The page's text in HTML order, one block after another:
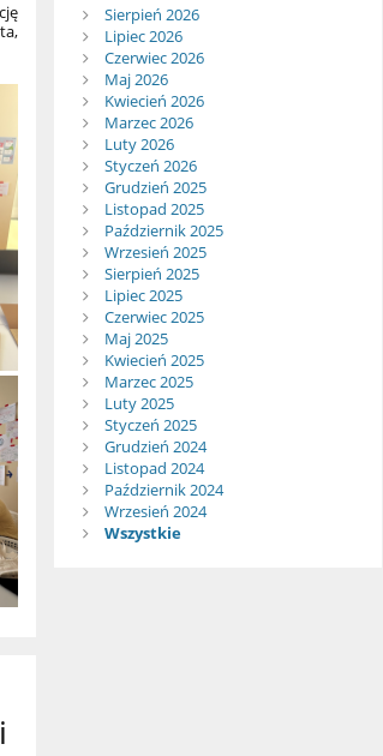
Sierpień 2026
Lipiec 2026
Czerwiec 2026
Maj 2026
Kwiecień 2026
Marzec 2026
Luty 2026
Styczeń 2026
Grudzień 2025
Listopad 2025
Październik 2025
Wrzesień 2025
Sierpień 2025
Lipiec 2025
Czerwiec 2025
Maj 2025
Kwiecień 2025
Marzec 2025
Luty 2025
Styczeń 2025
Grudzień 2024
Listopad 2024
Październik 2024
Wrzesień 2024
Wszystkie